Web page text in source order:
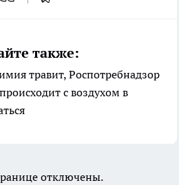
также:
травит, Роспотребнадзор
с воздухом в
отключены.